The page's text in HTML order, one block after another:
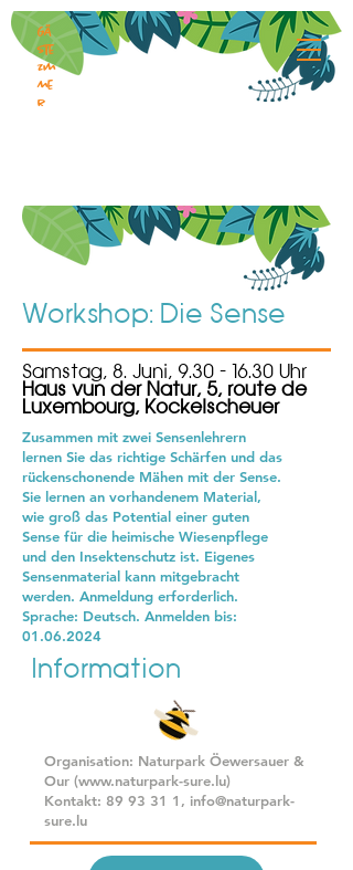
Gä
ste
zim
me
r
Workshop: Die Sense
Samstag, 8. Juni, 9.30 - 16.30 Uhr
Haus vun der Natur, 5, route de
Luxembourg, Kockelscheuer
Zusammen mit zwei Sensenlehrern
lernen Sie das richtige Schärfen und das
rückenschonende Mähen mit der Sense.
Sie lernen an vorhandenem Material,
wie groß das Potential einer guten
Sense für die heimische Wiesenpflege
und den Insektenschutz ist. Eigenes
Sensenmaterial kann mitgebracht
werden. Anmeldung erforderlich.
Sprache: Deutsch. Anmelden bis:
01.06.2024
Information
Organisation: Naturpark Öewersauer &
Our (www.naturpark-sure.lu)
Kontakt: 89 93 31 1 , info@naturpark-
sure.lu